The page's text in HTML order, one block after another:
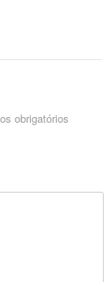
obrigatórios